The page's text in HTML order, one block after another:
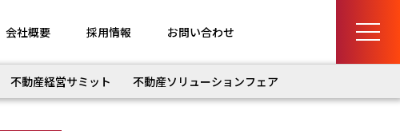
会社概要 採用情報 お問い合わせ
不動産経営サミット 不動産ソリューションフェア